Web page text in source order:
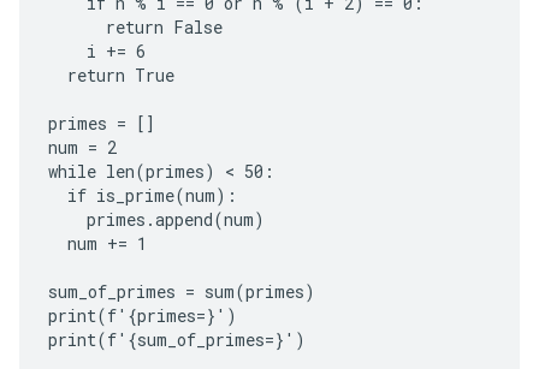
      return False
    i += 6
  return True
primes = []
num = 2
while len(primes) < 50:
  if is_prime(num):
    primes.append(num)
  num += 1
sum_of_primes = sum(primes)
print(f'{primes=}')
print(f'{sum_of_primes=}')